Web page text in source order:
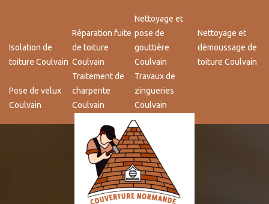
Isolation de
toiture Coulvain
Réparation fuite
de toiture
Coulvain
Nettoyage et
pose de
gouttière
Coulvain
Nettoyage et
démoussage de
toiture Coulvain
Pose de velux
Coulvain
Traitement de
charpente
Coulvain
Travaux de
zingueries
Coulvain